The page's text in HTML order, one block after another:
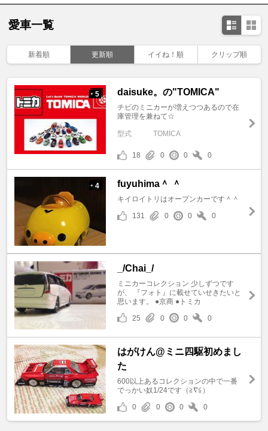
愛車一覧
新着順 更新順 イイね！順 クリップ順
+ 5 daisuke。の"TOMICA"
チビのミニカーが増えつつあるので在
庫管理を兼ねて☆
型式 TOMICA
18 0 0 0
+ 4 fuyuhima＾ ＾
キイロイトリはオープンカーです＾＾
131
0 0 0
_/Chai_/
ミニカーコレクション 少しずつです
が、 『フォト』に載せていせきたいと
思います。 ●京商 ●トミカ
25
0 0 0
はがけん@ミニ四駆初めまし
た
600以上あるコレクションの中で一番
でっかい奴1/24です（≧∇≦）
0
0 0 0